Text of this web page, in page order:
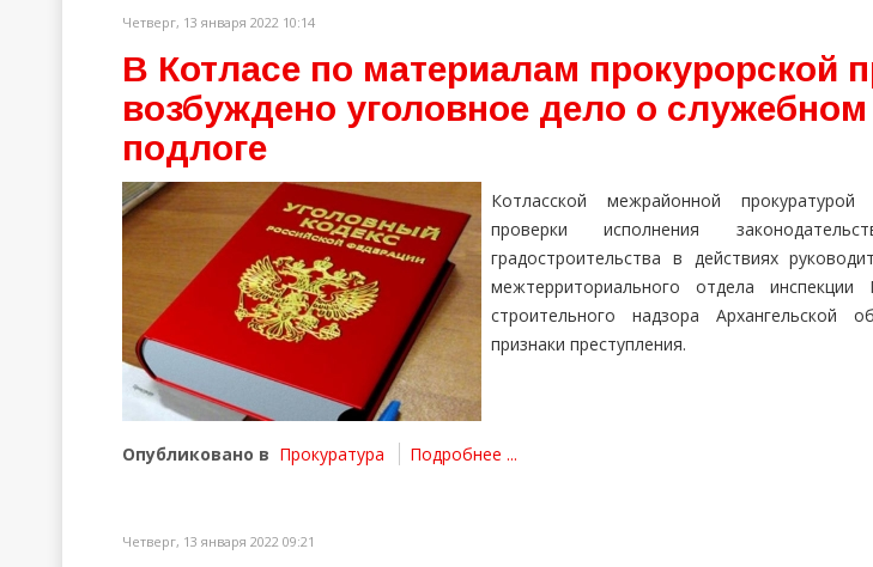
Четверг, 13 января 2022 10:14
В Котласе по материалам прокурорской
возбуждено уголовное дело о служебном
подлоге
Котласской межрайонной прокуратурой
проверки исполнения
градостроительства в действиях
межтерриториального отдела инспекции
строительного надзора Архангельской
признаки преступления.
Опубликовано в Прокуратура Подробнее ...
Четверг, 13 января 2022 09:21